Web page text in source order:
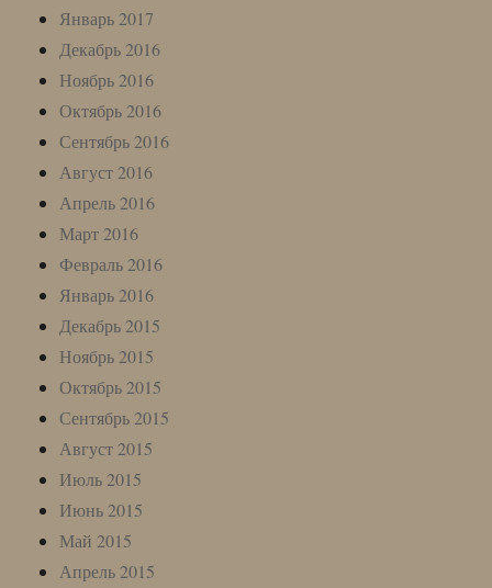
Январь 2017
Декабрь 2016
Ноябрь 2016
Октябрь 2016
Сентябрь 2016
Август 2016
Апрель 2016
Март 2016
Февраль 2016
Январь 2016
Декабрь 2015
Ноябрь 2015
Октябрь 2015
Сентябрь 2015
Август 2015
Июль 2015
Июнь 2015
Май 2015
Апрель 2015